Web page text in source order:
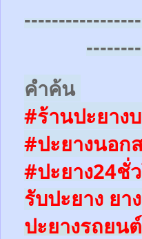
คำค้น
#ร้านปะยาง
#ปะยางนอก
#ปะยาง24ชั่
รับปะยาง ยา
ปะยางรถยน